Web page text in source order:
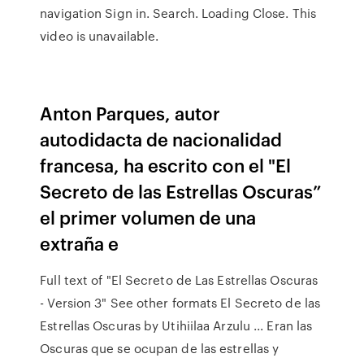
navigation Sign in. Search. Loading Close. This
video is unavailable.
Anton Parques, autor
autodidacta de nacionalidad
francesa, ha escrito con el "El
Secreto de las Estrellas Oscuras”
el primer volumen de una
extraña e
Full text of "El Secreto de Las Estrellas Oscuras
- Version 3" See other formats El Secreto de las
Estrellas Oscuras by Utihiilaa Arzulu ... Eran las
Oscuras que se ocupan de las estrellas y